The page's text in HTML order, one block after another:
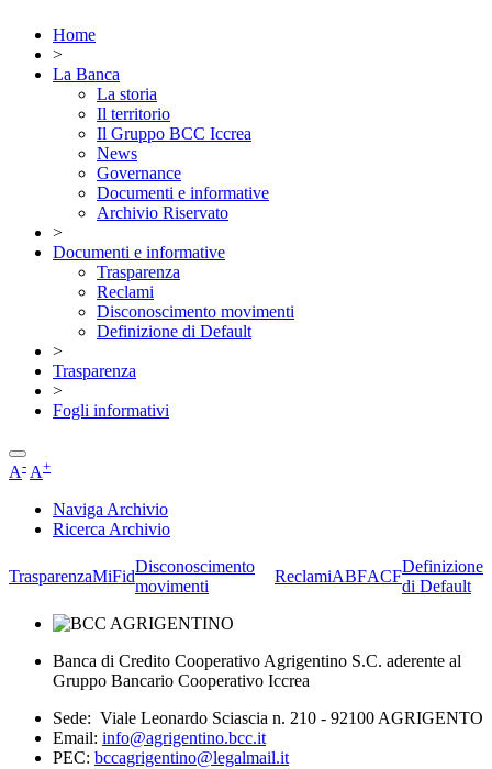
Home
>
La Banca
La storia
Il territorio
Il Gruppo BCC Iccrea
News
Governance
Documenti e informative
Archivio Riservato
>
Documenti e informative
Trasparenza
Reclami
Disconoscimento movimenti
Definizione di Default
>
Trasparenza
>
Fogli informativi
A- A+
Naviga Archivio
Ricerca Archivio
TrasparenzaMiFid
Disconoscimento
movimenti
ReclamiABFACF
Definizione
di Default
Banca di Credito Cooperativo Agrigentino S.C. aderente al
Gruppo Bancario Cooperativo Iccrea
Sede: Viale Leonardo Sciascia n. 210 - 92100 AGRIGENTO
Email: info@agrigentino.bcc.it
PEC: bccagrigentino@legalmail.it